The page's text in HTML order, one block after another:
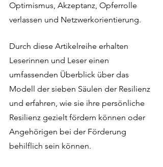
Optimismus, Akzeptanz, Opferrolle
verlassen und Netzwerkorientierung.
Durch diese Artikelreihe erhalten
Leserinnen und Leser einen
umfassenden Überblick über das
Modell der sieben Säulen der Resilienz
und erfahren, wie sie ihre persönliche
Resilienz gezielt fördern können oder
Angehörigen bei der Förderung
behilflich sein können.